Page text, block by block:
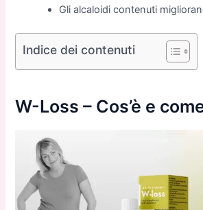
Gli alcaloidi contenuti
Indice dei contenuti
W-Loss – Cos’è e